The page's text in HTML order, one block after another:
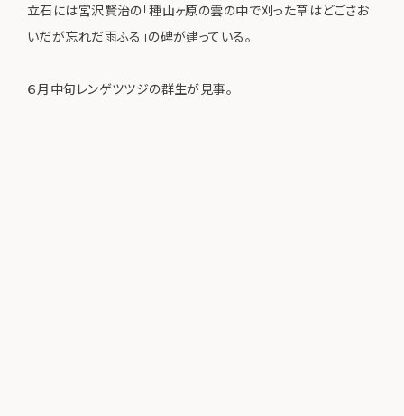
立石には宮沢賢治の「種山ヶ原の雲の中で刈った草はどごさお
いだが忘れだ雨ふる」の碑が建っている。
６月中旬レンゲツツジの群生が見事。